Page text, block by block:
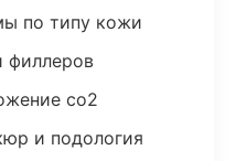
по типу кожи
филлеров
co2
и подология